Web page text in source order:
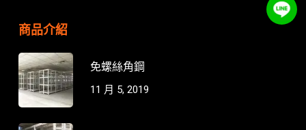
商品介紹
免螺絲角鋼
11 月 5, 2019